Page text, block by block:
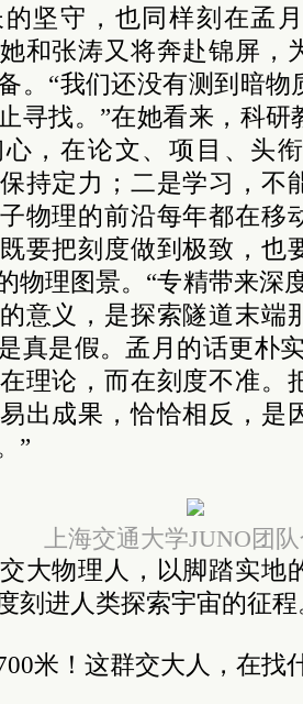
坚守，也同样刻在孟
和张涛又将奔赴锦屏，
。“我们还没有测到暗
寻找。”在她看来，科
，在论文、项目、头
持定力；二是学习，不
物理的前沿每年都在移
要把刻度做到极致，也
物理图景。“专精带来深
意义，是探索隧道末端
真是假。孟月的话更朴
理论，而在刻度不准。
出成果，恰恰相反，是
”
上海交通大学JUNO团
大物理人，以脚踏实地
刻进人类探索宇宙的征程
米！这群交大人，在找